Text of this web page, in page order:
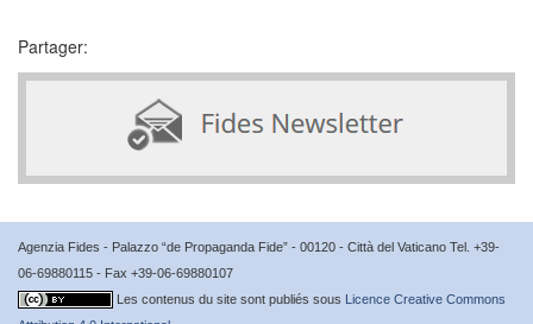
Partager:
Agenzia Fides - Palazzo “de Propaganda Fide” - 00120 - Città del Vaticano Tel. +39-
06-69880115 - Fax +39-06-69880107
Les contenus du site sont publiés sous Licence Creative Commons